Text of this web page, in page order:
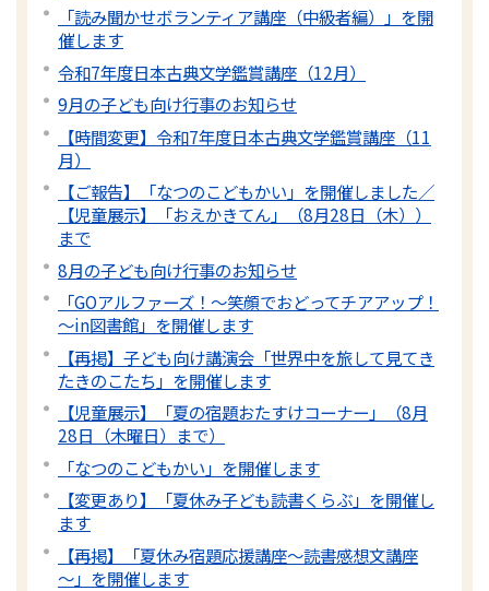
「読み聞かせボランティア講座（中級者編）」を開
催します
令和7年度日本古典文学鑑賞講座（12月）
9月の子ども向け行事のお知らせ
【時間変更】令和7年度日本古典文学鑑賞講座（11
月）
【ご報告】「なつのこどもかい」を開催しました／
【児童展示】「おえかきてん」（8月28日（木））
まで
8月の子ども向け行事のお知らせ
「GOアルファーズ！～笑顔でおどってチアアップ！
～in図書館」を開催します
【再掲】子ども向け講演会「世界中を旅して見てき
たきのこたち」を開催します
【児童展示】「夏の宿題おたすけコーナー」（8月
28日（木曜日）まで）
「なつのこどもかい」を開催します
【変更あり】「夏休み子ども読書くらぶ」を開催し
ます
【再掲】「夏休み宿題応援講座～読書感想文講座
～」を開催します